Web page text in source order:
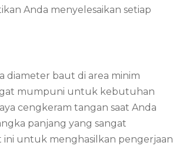
Anda menyelesaikan setiap
diameter baut di area minim
mumpuni untuk kebutuhan
cengkeram tangan saat Anda
panjang yang sangat
untuk menghasilkan pengerjaan